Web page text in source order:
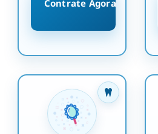
Contrate Agora